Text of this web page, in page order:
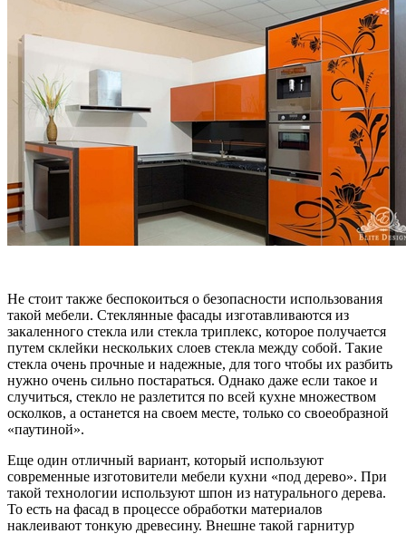
Не стоит также беспокоиться о безопасности использования
такой мебели. Стеклянные фасады изготавливаются из
закаленного стекла или стекла триплекс, которое получается
путем склейки нескольких слоев стекла между собой. Такие
стекла очень прочные и надежные, для того чтобы их разбить
нужно очень сильно постараться. Однако даже если такое и
случиться, стекло не разлетится по всей кухне множеством
осколков, а останется на своем месте, только со своеобразной
«паутиной».
Еще один отличный вариант, который используют
современные изготовители мебели кухни «под дерево». При
такой технологии используют шпон из натурального дерева.
То есть на фасад в процессе обработки материалов
наклеивают тонкую древесину. Внешне такой гарнитур